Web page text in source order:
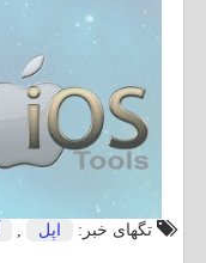
تگهای خبر: اپل